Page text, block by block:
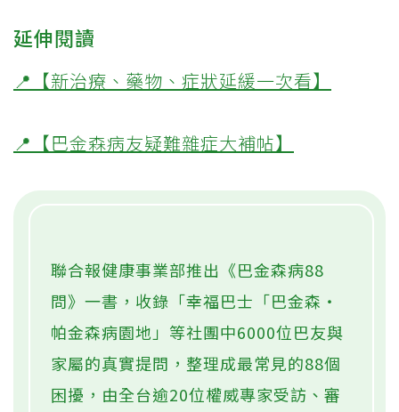
延伸閱讀
📍【新治療、藥物、症狀延緩一次看】
📍【巴金森病友疑難雜症大補帖】
聯合報健康事業部推出《巴金森病88
問》一書，收錄「幸福巴士「巴金森‧
帕金森病園地」等社團中6000位巴友與
家屬的真實提問，整理成最常見的88個
困擾，由全台逾20位權威專家受訪、審